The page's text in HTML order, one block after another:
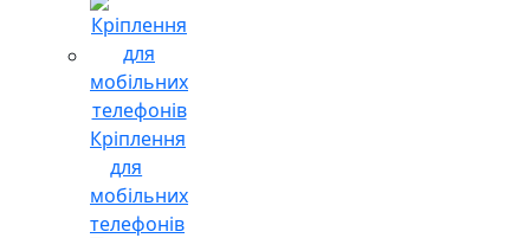
Кріплення
для
мобільних
телефонів